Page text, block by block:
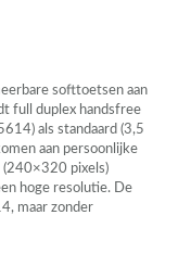
softtoetsen aan
full duplex handsfree
als standaard (3,5
aan persoonlijke
pixels)
hoge resolutie. De
maar zonder